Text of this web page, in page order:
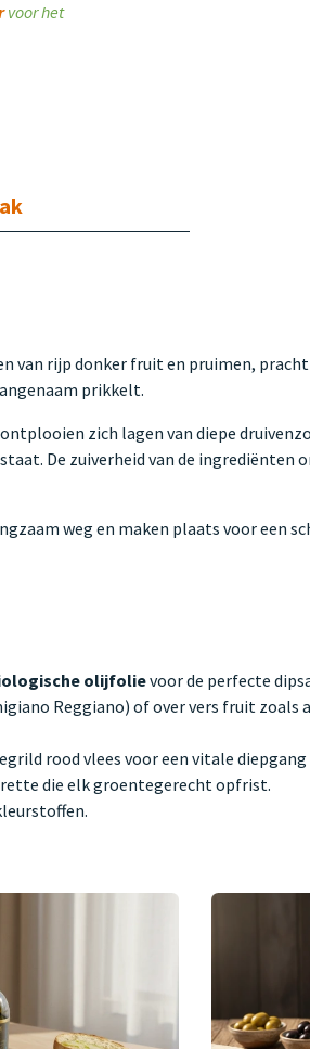
voor het
van rijp donker fruit en pruimen,
prikkelt.
zich lagen van diepe
De zuiverheid van de ingrediënten
weg en maken plaats voor een
olijfolievoor de perfecte
Reggiano) of over vers fruit zoals
rood vlees voor een vitale
die elk groentegerecht opfrist.